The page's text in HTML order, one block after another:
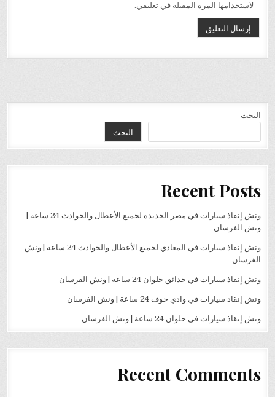
لاستخدامها المرة المقبلة في تعليقي.
البحث
البحث
Recent Posts
ونش إنقاذ سيارات في مصر الجديدة لجميع الأعطال والحوادث 24 ساعة |
ونش الفرسان
ونش إنقاذ سيارات في المعادي لجميع الأعطال والحوادث 24 ساعة | ونش
الفرسان
ونش إنقاذ سيارات في حدائق حلوان 24 ساعة | ونش الفرسان
ونش إنقاذ سيارات في وادي حوف 24 ساعة | ونش الفرسان
ونش إنقاذ سيارات في حلوان 24 ساعة | ونش الفرسان
Recent Comments